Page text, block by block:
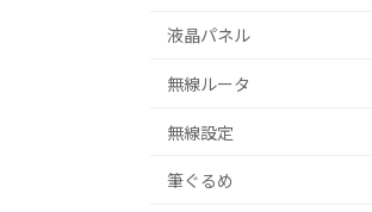
液晶パネル
無線ルータ
無線設定
筆ぐるめ